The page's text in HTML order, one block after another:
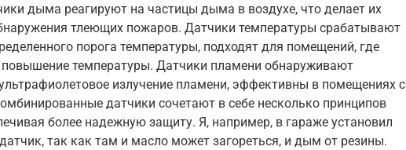
дыма реагируют на частицы дыма в воздухе, что делает их
тлеющих пожаров. Датчики температуры срабатывают
порога температуры, подходят для помещений, где
температуры. Датчики пламени обнаруживают
излучение пламени, эффективны в помещениях с
датчики сочетают в себе несколько принципов
более надежную защиту. Я, например, в гараже установил
так как там и масло может загореться, и дым от резины.